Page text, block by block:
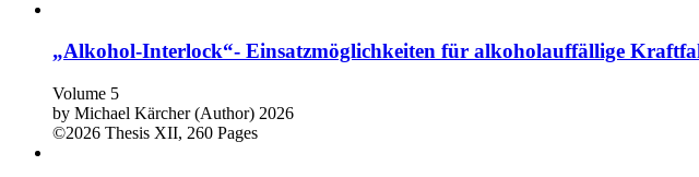
„Alkohol-Interlock“- Einsatzmöglichkeiten für alkoholauffällige
Volume 5
by Michael Kärcher (Author) 2026
©2026 Thesis XII, 260 Pages